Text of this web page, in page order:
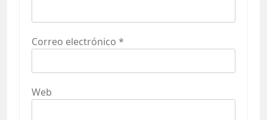
Correo electrónico *
Web